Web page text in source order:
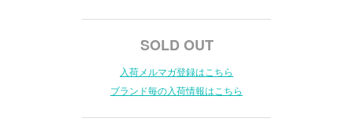
SOLD OUT
入荷メルマガ登録はこちら
ブランド毎の入荷情報はこちら